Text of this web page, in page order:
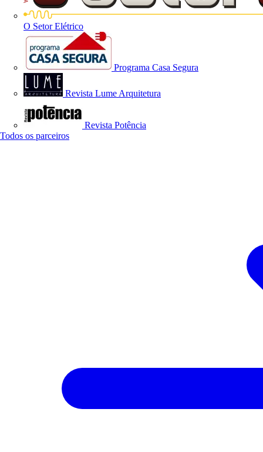
O Setor Elétrico
Programa Casa Segura
Revista Lume Arquitetura
Revista Potência
Todos os parceiros